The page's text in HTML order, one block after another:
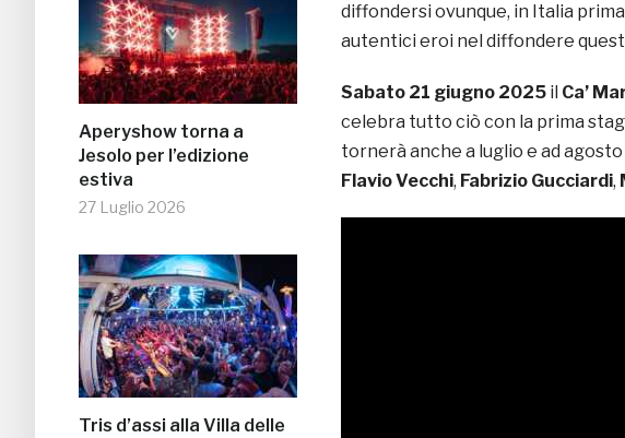
Aperyshow torna a
Jesolo per l’edizione
estiva
27 Luglio 2026
Tris d’assi alla Villa delle
diffondersi ovunque, in Italia
autentici eroi nel diffondere
Sabato 21 giugno 2025 il Ca’
celebra tutto ciò con la prima
tornerà anche a luglio e ad
Flavio Vecchi, Fabrizio Gucciardi,